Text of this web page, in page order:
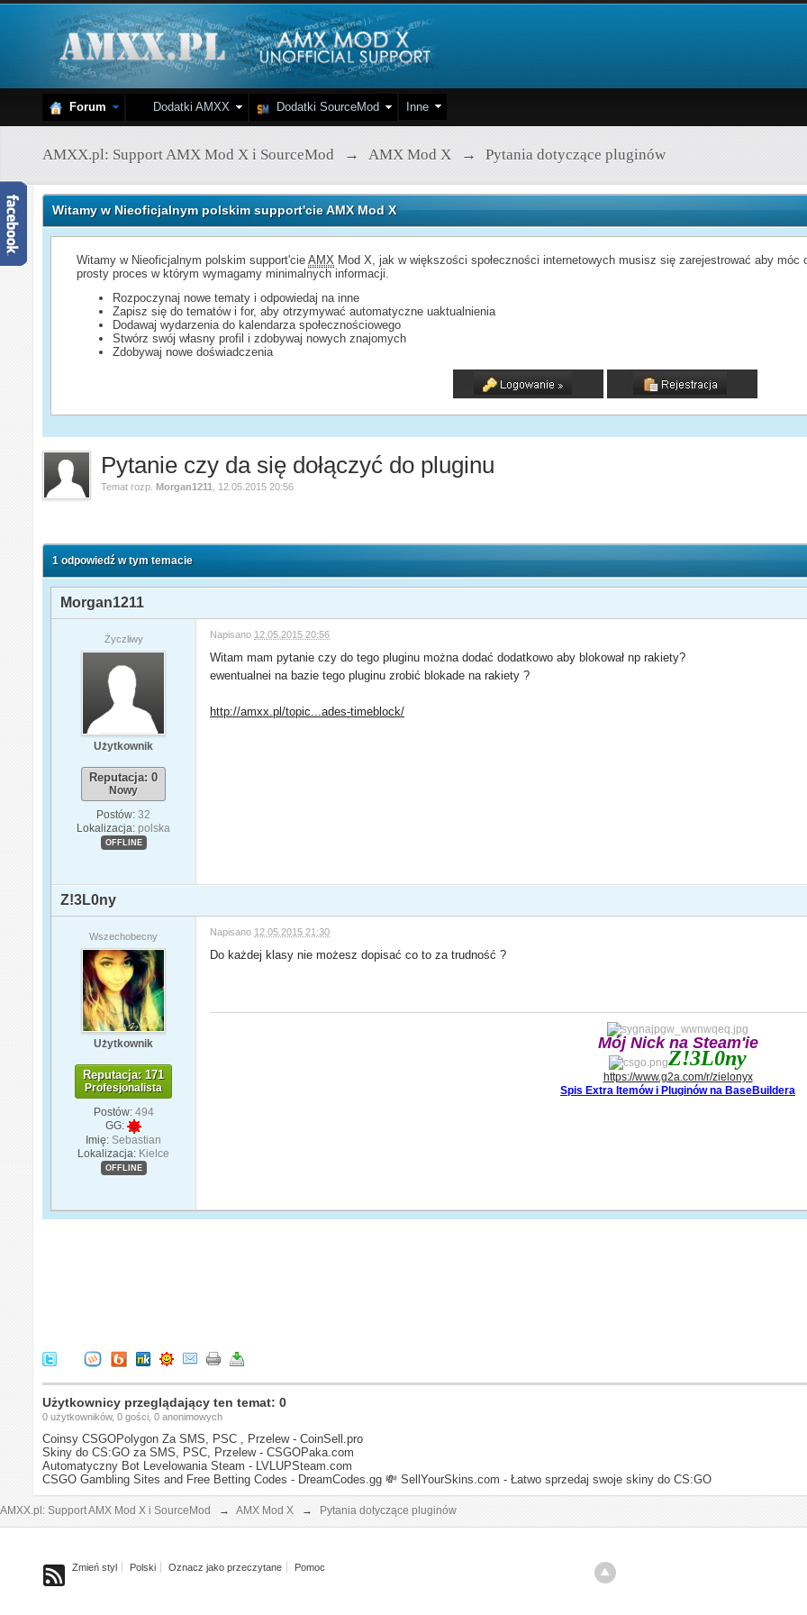
Forum Dodatki AMXX Dodatki SourceMod Inne
AMXX.pl: Support AMX Mod X i SourceMod → AMX Mod X → Pytania dotyczące pluginów
Witamy w Nieoficjalnym polskim support'cie AMX Mod X
Witamy w Nieoficjalnym polskim support'cieAMX Mod X, jak w większości społeczności internetowych musisz się zarejestrować aby
prosty proces w którym wymagamy minimalnych informacji.
Rozpoczynaj nowe tematy i odpowiedaj na inne
Zapisz się do tematów i for, aby otrzymywać automatyczne uaktualnienia
Dodawaj wydarzenia do kalendarza społecznościowego
Stwórz swój własny profil i zdobywaj nowych znajomych
Zdobywaj nowe doświadczenia
Pytanie czy da się dołączyć do pluginu
Temat rozp.Morgan1211 12.05.2015 20:56
1 odpowiedź w tym temacie
Morgan1211
Życzliwy
Użytkownik
Reputacja: 0
Nowy
Postów: 32
Lokalizacja: polska
OFFLINE
Napisano 12.05.2015 20:56
Witam mam pytanie czy do tego pluginu można dodać dodatkowo aby blokował np rakiety?
ewentualnei na bazie tego pluginu zrobić blokade na rakiety ?
http://amxx.pl/topic...ades-timeblock/
Z!3L0ny
Wszechobecny
Użytkownik
Reputacja: 171
Profesjonalista
Postów: 494
GG:
Imię: Sebastian
Lokalizacja: Kielce
OFFLINE
Napisano 12.05.2015 21:30
Do każdej klasy nie możesz dopisać co to za trudność ?
Mój Nick na Steam'ie
Z!3L0ny
https://www.g2a.com/r/zielonyx
Spis Extra Itemów i Pluginów na BaseBuildera
Użytkownicy przeglądający ten temat: 0
0 użytkowników, 0 gości, 0 anonimowych
Coinsy CSGOPolygon Za SMS, PSC , Przelew - CoinSell.pro
Skiny do CS:GO za SMS, PSC, Przelew - CSGOPaka.com
Automatyczny Bot Levelowania Steam - LVLUPSteam.com
CSGO Gambling Sites and Free Betting Codes - DreamCodes.gg 💸 SellYourSkins.com - Łatwo sprzedaj swoje skiny do CS:GO
AMXX.pl: Support AMX Mod X i SourceMod → AMX Mod X → Pytania dotyczące pluginów
Zmień styl Polski Oznacz jako przeczytane Pomoc